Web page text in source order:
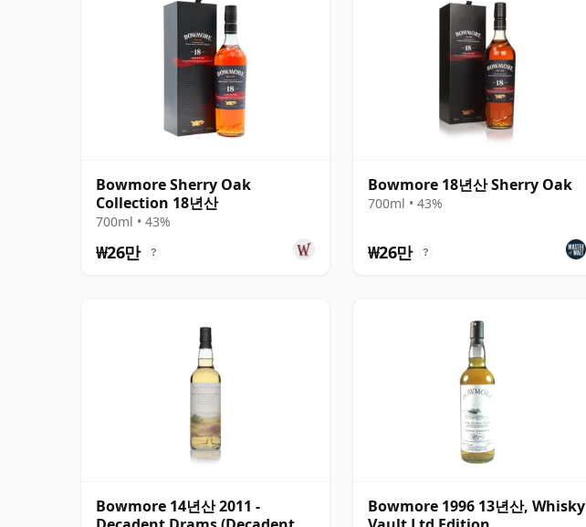
Bowmore Sherry Oak
Collection 18년산
700ml • 43%
₩26만 ?
Bowmore 18년산 Sherry Oak
700ml • 43%
₩26만 ?
Bowmore 14년산 2011 -
Bowmore 1996 13년산, Whisky